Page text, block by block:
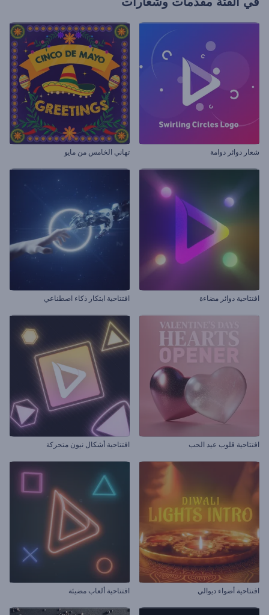
شعار دوائر دوامة تهاني الخامس من مايو
افتتاحية دوائر مضاءة افتتاحية ابتكار ذكاء اصطناعي
افتتاحية قلوب عيد الحب افتتاحية أشكال نيون متحركة
افتتاحية أضواء ديوالي افتتاحية ألعاب مضيئة